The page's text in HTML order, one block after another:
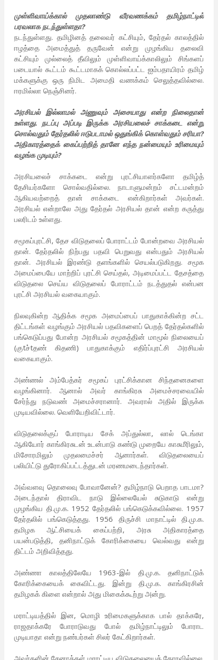
முள்ளிவாய்க்கால் முதலாண்டு வீரவணக்கம் தமிழ்நாட்டில்
பரவலாக நடந்துள்ளதா?
நடந்துள்ளது. தமிழினத் தலைவர் கட்சியும், தேர்தல் காலத்தில்
ஈழத்தை அமைத்துத் தருவேன் என்று முழங்கிய தலைவி
கட்சியும் முல்லைத் தீவிலும் முள்ளிவாய்க்காலிலும் சிங்களப்
படையால் கூட்டம் கூட்டமாகக் கொல்லப்பட்ட ஐம்பதாயிரம் தமிழ்
மக்களுக்கு ஒரு நிமிட அமைதி வணக்கம் செலுத்தவில்லை.
ஈரமில்லா நெஞ்சினர்.
அரசியல் இல்லாமல் அணுவும் அசையாது என்ற நிலைதான்
உள்ளது. நடப்பு அப்படி இருக்க அரசியலைச் சாக்கடை என்று
சொல்வதும் தேர்தலில் ஈடுபடாமல் ஒதுங்கிக் கொள்வதும் சரியா?
அதிகாரத்தைக் கைப்பற்றித் தானே எந்த நன்மையும் உரிமையும்
வழங்க முடியும்?
அரசியலைச் சாக்கடை என்று புரட்சியாளர்களோ தமிழ்த்
தேசியர்களோ சொல்வதில்லை. நாடாளுமன்றம் சட்டமன்றம்
ஆகியவற்றைத் தான் சாக்கடை என்கிறார்கள் அவர்கள்.
அரசியல் என்றாலே அது தேர்தல் அரசியல் தான் என்ற கருத்து
பலரிடம் உள்ளது.
சமூகப்புரட்சி, தேச விடுதலைப் போராட்டம் போன்றவை அரசியல்
தான். தேர்தலில் நிற்பது பதவி பெறுவது என்பதும் அரசியல்
தான். அரசியல் இரண்டு தளங்களில் செயல்படுகிறது. சமூக
அமைப்பையே மாற்றிப் புரட்சி செய்தல், அடிமைப்பட்ட தேசத்தை
விடுதலை செய்ய விடுதலைப் போராட்டம் நடத்துதல் என்பன
புரட்சி அரசியல் வகையாகும்.
நிலவுகின்ற ஆதிக்க சமூக அமைப்பைப் பாதுகாக்கின்ற சட்ட
திட்டங்கள் வழங்கும் அரசியல் பதவிகளைப் பெறத் தேர்தல்களில்
பங்கெடுப்பது போன்ற அரசியல் சமூகத்தின் மாமூல் நிலையைப்
(குtச்tதண் கிதணி) பாதுகாக்கும் எதிர்ப்புரட்சி அரசியல்
வகையாகும்.
அண்ணல் அம்பேத்கர் சமூகப் புரட்சிக்கான சிந்தனைகளை
வழங்கினார். ஆனால் அவர் காங்கிரசு அமைச்சரவையில்
சேர்ந்து நடுவண் அமைச்சரானார். அவரால் அதில் இருக்க
முடியவில்லை. வெளியேறிவிட்டார்.
விடுதலைக்குப் போராடிய சேக் அப்துல்லா, லால் டெங்கா
ஆகியோர் காங்கிரசுடன் உடன்பாடு கண்டு முறையே காசுமீரிலும்,
மிசோரமிலும் முதலமைச்சர் ஆனார்கள். விடுதலையைப்
பலியிட்டு துரோகிப்பட்டத்துடன் மரணமடைந்தார்கள்.
அவ்வளவு தொலைவு போவானேன்? தமிழ்நாடு பெறாத பாடமா?
அடைந்தால் திராவிட நாடு இல்லையேல் சுடுகாடு என்று
முழங்கிய தி.மு.க. 1952 தேர்தலில் பங்கெடுக்கவில்லை. 1957
தேர்தலில் பங்கெடுத்தது. 1956 திருச்சி மாநாட்டில் தி.மு.க.
தமிழக ஆட்சியைக் கைப்பற்றி, அரசு அதிகாரத்தை
பயன்படுத்தி, தனிநாட்டுக் கோரிக்கையை வெல்வது என்று
திட்டம் அறிவித்தது.
அண்ணா காலத்திலேயே 1963-இல் தி.மு.க. தனிநாட்டுக்
கோரிக்கையைக் கைவிட்டது. இன்று தி.மு.க. காங்கிரசின்
தமிழகக் கிளை என்றால் அது மிகைக்கூற்று அன்று.
மராட்டியத்தில் இன, மொழி உரிமைகளுக்காக பால் தாக்கரே,
ராஜதாக்கரே போராடுவது போல் தமிழ்நாட்டிலும் போராட
முடியாதா என்று நண்பர்கள் சிலர் கேட்கிறார்கள்.